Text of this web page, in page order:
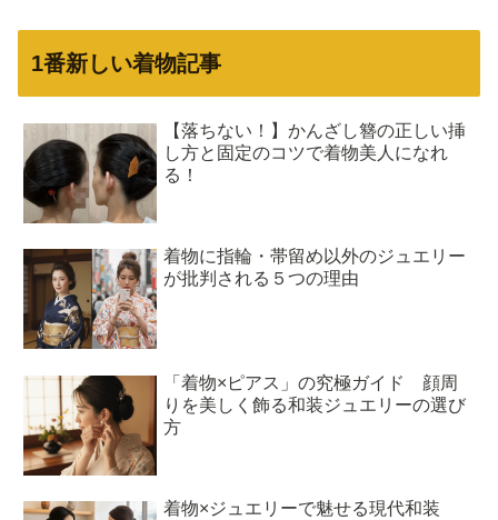
1番新しい着物記事
【落ちない！】かんざし簪の正しい挿
し方と固定のコツで着物美人になれ
る！
着物に指輪・帯留め以外のジュエリー
が批判される５つの理由
「着物×ピアス」の究極ガイド 顔周
りを美しく飾る和装ジュエリーの選び
方
着物×ジュエリーで魅せる現代和装